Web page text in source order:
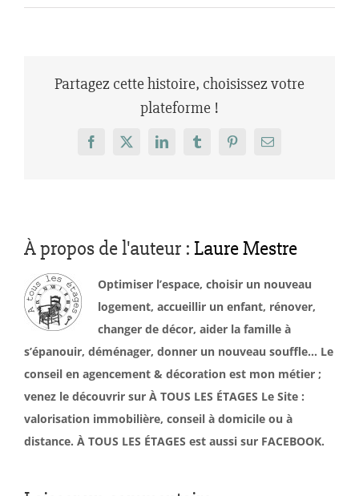
Partagez cette histoire, choisissez votre
plateforme !
Facebook
X LinkedInTumblrPinterestEmail
À propos de l'auteur : Laure Mestre
Optimiser l’espace, choisir un nouveau
logement, accueillir un enfant, rénover,
changer de décor, aider la famille à
s’épanouir, déménager, donner un nouveau souffle… Le
conseil en agencement & décoration est mon métier ;
venez le découvrir sur À TOUS LES ÉTAGES Le Site :
valorisation immobilière, conseil à domicile ou à
distance. À TOUS LES ÉTAGES est aussi sur FACEBOOK.